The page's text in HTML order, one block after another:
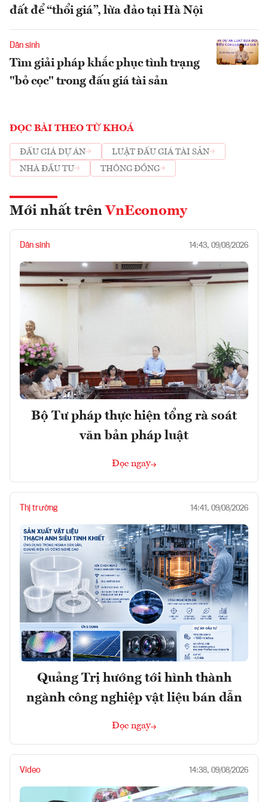
đất để “thổi giá”, lừa đảo tại Hà Nội
Dân sinh
Tìm giải pháp khắc phục tình trạng
"bỏ cọc" trong đấu giá tài sản
ĐỌC BÀI THEO TỪ KHOÁ
ĐẤU GIÁ DỰ ÁN
LUẬT ĐẤU GIÁ TÀI SẢN
NHÀ ĐẦU TƯ
THÔNG ĐỒNG
Mới nhất trên VnEconomy
Dân sinh 14:43, 09/08/2026
Bộ Tư pháp thực hiện tổng rà soát
văn bản pháp luật
Đọc ngay
Thị trường 14:41, 09/08/2026
Quảng Trị hướng tới hình thành
ngành công nghiệp vật liệu bán dẫn
Đọc ngay
Video 14:38, 09/08/2026